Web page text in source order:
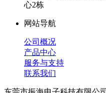
心2栋
网站导航
公司概况
产品中心
服务与支持
联系我们